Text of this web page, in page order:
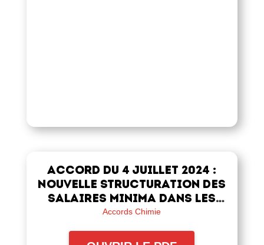
Accord du 4 juillet 2024 :
Nouvelle structuration des
salaires minima dans les
industries chimiques
Accords Chimie